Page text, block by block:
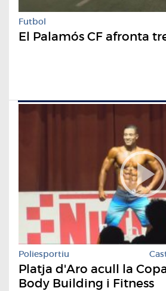
Futbol
El Palamós CF afronta
Poliesportiu
Platja d'Aro acull la
Body Building i Fitness